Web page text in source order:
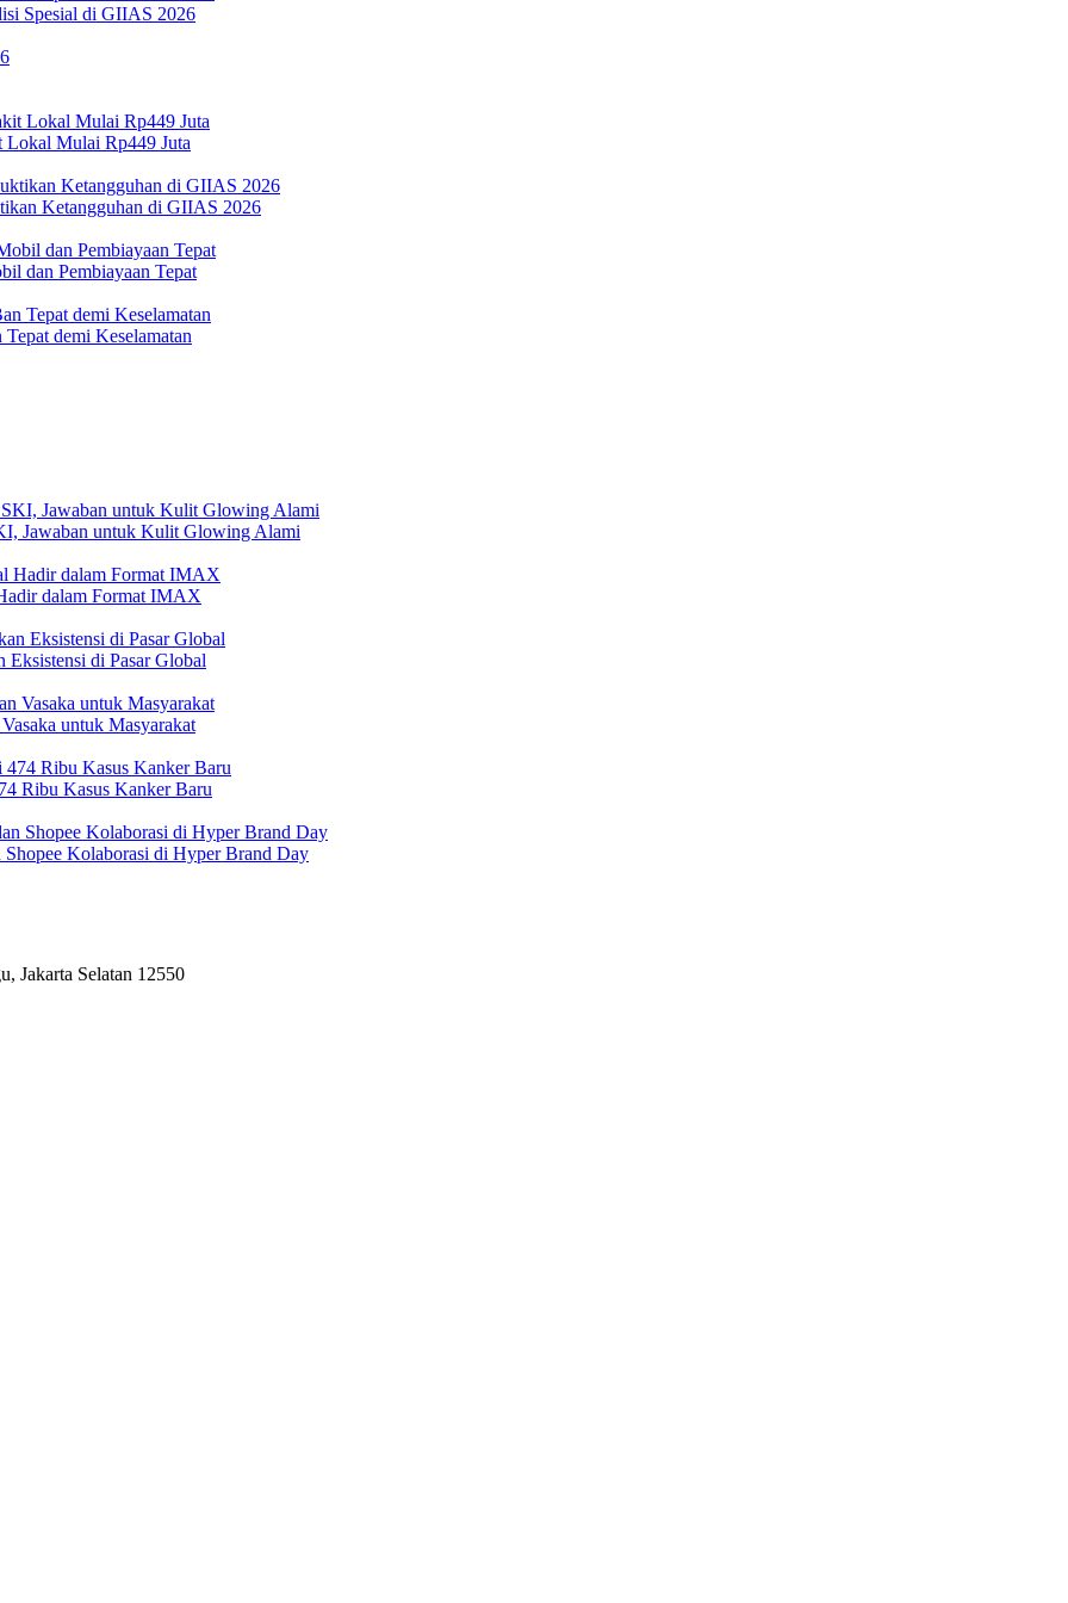
Spesial di GIIAS 2026
Mulai Rp449 Juta
Ketangguhan di GIIAS 2026
dan Pembiayaan Tepat
demi Keselamatan
Jawaban untuk Kulit Glowing Alami
dalam Format IMAX
di Pasar Global
untuk Masyarakat
Ribu Kasus Kanker Baru
Kolaborasi di Hyper Brand Day
Jakarta Selatan 12550